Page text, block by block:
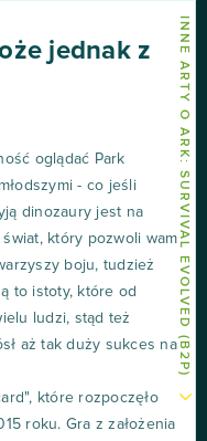
INNE ARTY O ARK: SURVIVAL EVOLVED (B2P)
jednak z
oglądać Park
- co jeśli
dinozaury jest na
który pozwoli wam
boju, tudzież
to istoty, które od
ludzi, stąd też
aż tak duży sukces na
które rozpoczęło
roku. Gra z założenia